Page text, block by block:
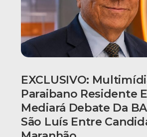
EXCLUSIVO:
Paraibano Residente
Mediará Debate Da
São Luís Entre